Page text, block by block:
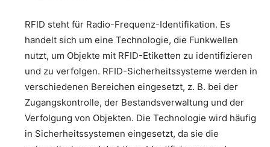
RFID steht für Radio-Frequenz-Identifikation. Es
handelt sich um eine Technologie, die Funkwellen
nutzt, um Objekte mit RFID-Etiketten zu identifizieren
und zu verfolgen. RFID-Sicherheitssysteme werden in
verschiedenen Bereichen eingesetzt, z. B. bei der
Zugangskontrolle, der Bestandsverwaltung und der
Verfolgung von Objekten. Die Technologie wird häufig
in Sicherheitssystemen eingesetzt, da sie die